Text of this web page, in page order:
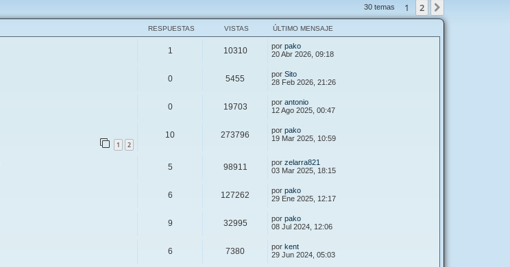
30 temas 1 2
RESPUESTAS VISTAS ÚLTIMO MENSAJE
1 10310 por pako
20 Abr 2026, 09:18
0 5455 por Sito
28 Feb 2026, 21:26
0 19703 por antonio
12 Ago 2025, 00:47
1 2
10 273796 por pako
19 Mar 2025, 10:59
5 98911 por zelarra821
03 Mar 2025, 18:15
6 127262 por pako
29 Ene 2025, 12:17
9 32995 por pako
08 Jul 2024, 12:06
6 7380 por kent
29 Jun 2024, 05:03